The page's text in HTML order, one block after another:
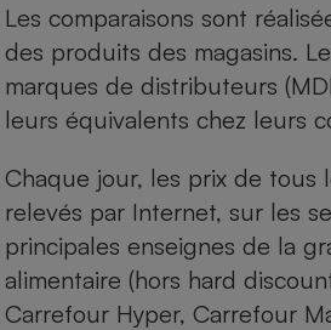
Les comparaisons sont
des produits des magasins.
marques de distributeurs
leurs équivalents chez leurs
Chaque jour, les prix de tous
relevés par Internet, sur les
principales enseignes de la
alimentaire (hors hard
Carrefour Hyper, Carrefour